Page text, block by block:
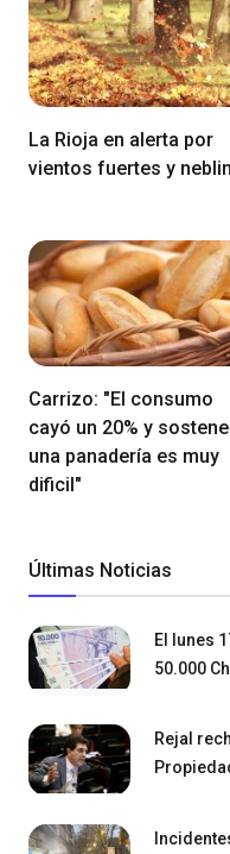
La Rioja en alerta por
vientos fuertes y
Carrizo: "El consumo
cayó un 20% y
una panadería es muy
dificil"
Últimas Noticias
El lunes
50.000
Rejal